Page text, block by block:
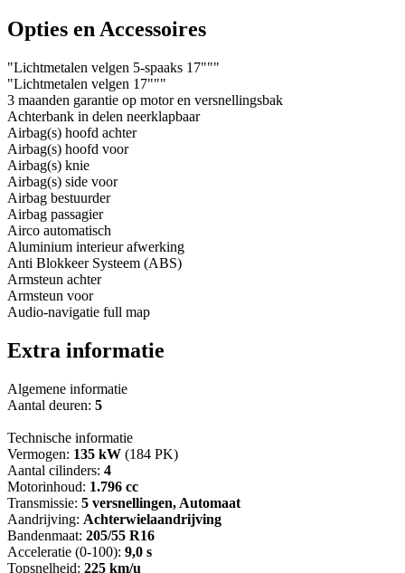
Opties en Accessoires
"Lichtmetalen velgen 5-spaaks 17"""
"Lichtmetalen velgen 17"""
3 maanden garantie op motor en versnellingsbak
Achterbank in delen neerklapbaar
Airbag(s) hoofd achter
Airbag(s) hoofd voor
Airbag(s) knie
Airbag(s) side voor
Airbag bestuurder
Airbag passagier
Airco automatisch
Aluminium interieur afwerking
Anti Blokkeer Systeem (ABS)
Armsteun achter
Armsteun voor
Audio-navigatie full map
Extra informatie
Algemene informatie
Aantal deuren: 5
Technische informatie
Vermogen: 135 kW (184 PK)
Aantal cilinders: 4
Motorinhoud: 1.796 cc
Transmissie: 5 versnellingen, Automaat
Aandrijving: Achterwielaandrijving
Bandenmaat: 205/55 R16
Acceleratie (0-100): 9,0 s
Topsnelheid: 225 km/u